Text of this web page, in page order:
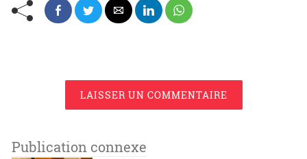
LAISSER UN COMMENTAIRE
Publication connexe